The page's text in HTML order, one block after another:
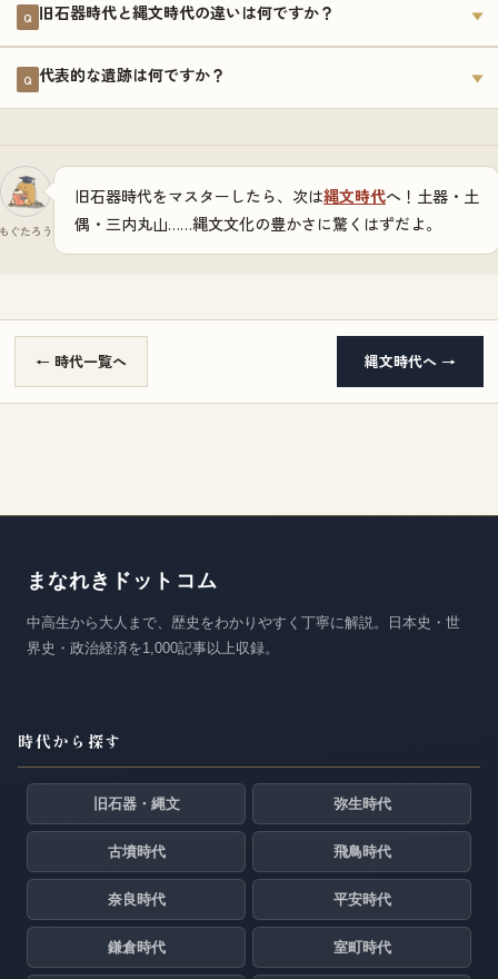
Q 旧石器時代と縄文時代の違いは何ですか？ ▼
Q 代表的な遺跡は何ですか？ ▼
ぐたろう
旧石器時代をマスターしたら、次は縄文時代へ！土器・土
偶・三内丸山……縄文文化の豊かさに驚くはずだよ。
← 時代一覧へ 縄文時代へ →
まなれきドットコム
中高生から大人まで、歴史をわかりやすく丁寧に解説。日本史・世
界史・政治経済を1,000記事以上収録。
時代から探す
旧石器・縄文 弥生時代
古墳時代 飛鳥時代
奈良時代 平安時代
鎌倉時代 室町時代